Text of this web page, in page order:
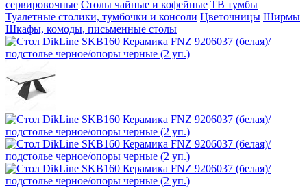
сервировочные Столы чайные и кофейные ТВ тумбы
Туалетные столики, тумбочки и консоли Цветочницы Ширмы
Шкафы, комоды, письменные столы